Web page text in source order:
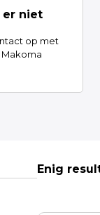
er niet
op met
Makoma
Enig